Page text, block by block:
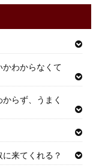
わからなくて
らず、うまく
来てくれる？